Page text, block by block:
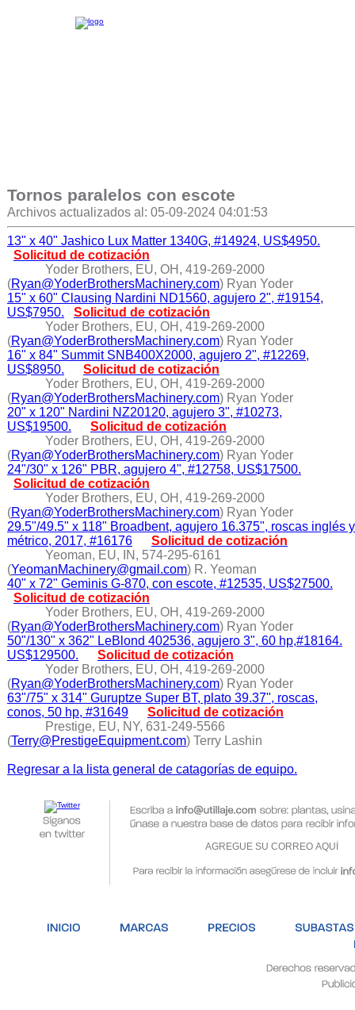
Tornos paralelos con escote
Archivos actualizados al: 05-09-2024 04:01:53
13" x 40" Jashico Lux Matter 1340G, #14924, US$4950.
Solicitud de cotización
Yoder Brothers, EU, OH, 419-269-2000
(Ryan@YoderBrothersMachinery.com) Ryan Yoder
15" x 60" Clausing Nardini ND1560, agujero 2", #19154,
US$7950.
Solicitud de cotización
Yoder Brothers, EU, OH, 419-269-2000
(Ryan@YoderBrothersMachinery.com) Ryan Yoder
16" x 84" Summit SNB400X2000, agujero 2", #12269,
US$8950.
Solicitud de cotización
Yoder Brothers, EU, OH, 419-269-2000
(Ryan@YoderBrothersMachinery.com) Ryan Yoder
20" x 120" Nardini NZ20120, agujero 3", #10273,
US$19500.
Solicitud de cotización
Yoder Brothers, EU, OH, 419-269-2000
(Ryan@YoderBrothersMachinery.com) Ryan Yoder
24"/30" x 126" PBR, agujero 4", #12758, US$17500.
Solicitud de cotización
Yoder Brothers, EU, OH, 419-269-2000
(Ryan@YoderBrothersMachinery.com) Ryan Yoder
29.5"/49.5" x 118" Broadbent, agujero 16.375", roscas inglés y
métrico, 2017, #16176
Solicitud de cotización
Yeoman, EU, IN, 574-295-6161
(YeomanMachinery@gmail.com) R. Yeoman
40" x 72" Geminis G-870, con escote, #12535, US$27500.
Solicitud de cotización
Yoder Brothers, EU, OH, 419-269-2000
(Ryan@YoderBrothersMachinery.com) Ryan Yoder
50"/130" x 362" LeBlond 402536, agujero 3", 60 hp,#18164.
US$129500.
Solicitud de cotización
Yoder Brothers, EU, OH, 419-269-2000
(Ryan@YoderBrothersMachinery.com) Ryan Yoder
63"/75" x 314" Guruptze Super BT, plato 39.37", roscas,
conos, 50 hp, #31649
Solicitud de cotización
Prestige, EU, NY, 631-249-5566
(Terry@PrestigeEquipment.com) Terry Lashin
Regresar a la lista general de catagorías de equipo.